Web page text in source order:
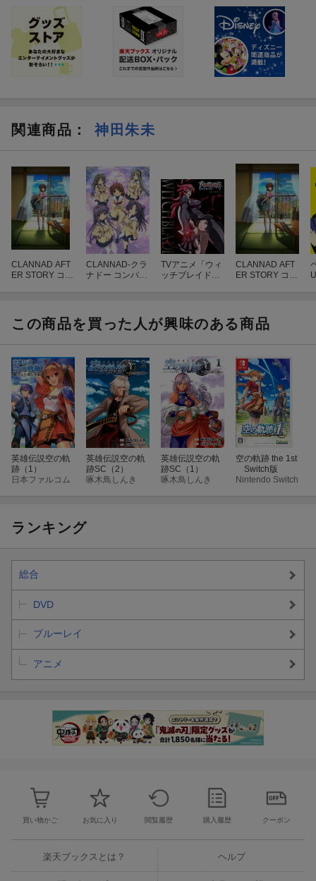
関連商品 ： 神田朱未
CLANNAD AFT
ER STORY コン
CLANNAD-クラ
ナドー コンパク
TVアニメ「ウィ
ッチブレイド」
CLANNAD AFT
ER STORY コン
この商品を買った人が興味のある商品
英雄伝説空の軌
跡（1）
日本ファルコム
英雄伝説空の軌
跡SC（2）
啄木鳥しんき
英雄伝説空の軌
跡SC（1）
啄木鳥しんき
空の軌跡 the 1st
Switch版
Nintendo Switch
ランキング
総合
DVD
ブルーレイ
アニメ
買い物かご お気に入り 閲覧履歴 購入履歴 クーポン
楽天ブックスとは？ ヘルプ